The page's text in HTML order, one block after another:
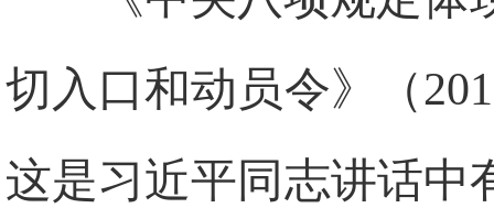
切入口和动员令》（
这是习近平同志讲话中